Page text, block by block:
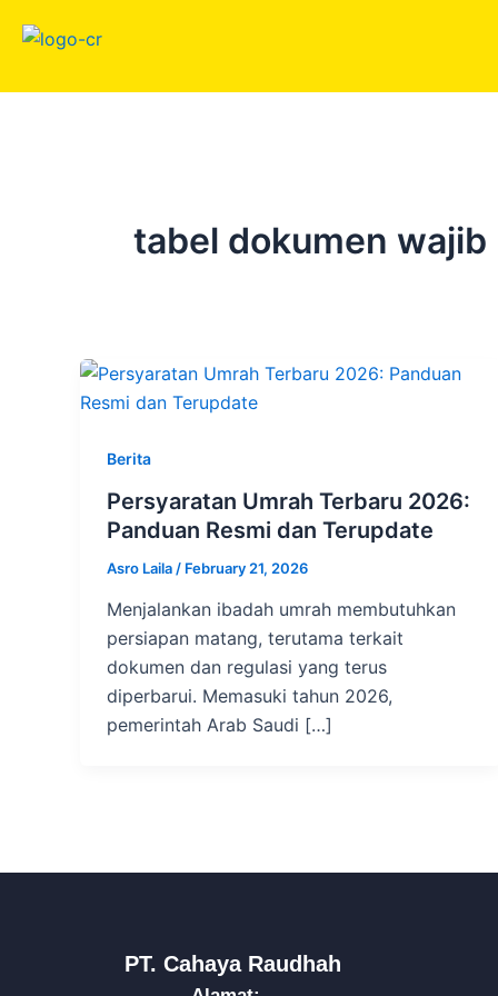
tabel dokumen wajib
Berita
Persyaratan Umrah Terbaru 2026:
Panduan Resmi dan Terupdate
Asro Laila / February 21, 2026
Menjalankan ibadah umrah membutuhkan
persiapan matang, terutama terkait
dokumen dan regulasi yang terus
diperbarui. Memasuki tahun 2026,
pemerintah Arab Saudi […]
PT. Cahaya Raudhah